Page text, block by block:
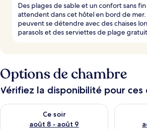
Des plages de sable et un confort sans
attendent dans cet hôtel en bord de mer.
peuvent se détendre avec des chaises
parasols et des serviettes de plage
Options de chambre
Vérifiez la disponibilité pour ces
Ce soir
août 8 - août 9
Vérifier la disponibilité pour ce soir août
Vérifier